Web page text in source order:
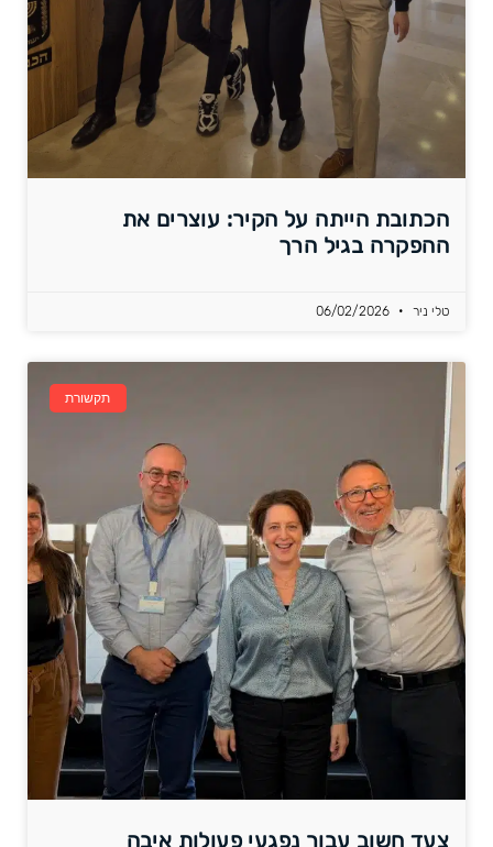
הכתובת הייתה על הקיר: עוצרים את
ההפקרה בגיל הרך
טלי ניר
תקשורת
צעד חשוב עבור נפגעי פעולות איבה